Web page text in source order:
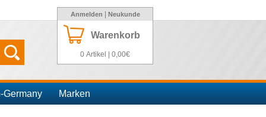
Anmelden Neukunde
Warenkorb
0 Artikel | 0,00€
Germany Marken